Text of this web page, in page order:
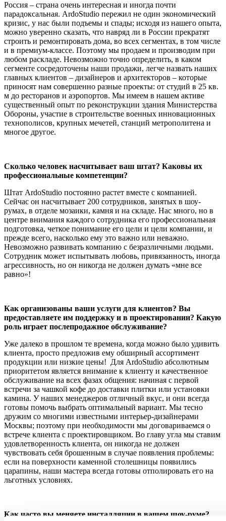
Россия – страна очень интересная и иногда почти
парадоксальная. ArdoStudio пережил не один экономический
кризис, у нас были подъемы и спады; исходя из нашего опыта,
можно уверенно сказать, что навряд ли в России прекратят
строить и ремонтировать дома, во всех сегментах, в том числе
и в премиум-классе. Поэтому мы продаем и производим при
любом раскладе. Невозможно точно определить, в каком
сегменте сосредоточены наши продажи, легче назвать наших
главных клиентов – дизайнеров и архитекторов – которые
приносят нам совершенно разные проекты: от студий в 25 кв.
м до ресторанов и аэропортов. Мы имеем в нашем активе
существенный опыт по реконструкции здания Министерства
Обороны, участие в строительстве военных инновационных
технополисов, крупных мечетей, станций метрополитена и
многое другое.
Сколько человек насчитывает ваш штат? Каковы их
профессиональные компетенции?
Штат ArdoStudio постоянно растет вместе с компанией.
Сейчас он насчитывает 200 сотрудников, занятых в шоу-
румах, в отделе мозаики, камня и на складе. Нас много, но в
центре внимания каждого сотрудника его профессиональная
подготовка, четкое понимание его цели и цели компании, и
прежде всего, насколько ему это важно или неважно.
Невозможно развивать компанию с безразличными людьми.
Сотрудник может испытывать любовь, привязанность, иногда
агрессивность, но он никогда не должен думать «мне все
равно»!
Как организованы ваши услуги для клиентов? Вы
предоставляете им поддержку и в проектировании? Какую
роль играет послепродажное обслуживание?
Уже далеко в прошлом те времена, когда можно было удивить
клиента, просто предложив ему обширный ассортимент
продукции или низкие цены! Для ArdoStudio абсолютным
приоритетом является внимание к клиенту и качественное
обслуживание на всех фазах общения: начиная с первой
встречи за чашкой кофе до доставки плитки или установки
камина. У наших менеджеров отличный вкус, и они всегда
готовы помочь выбрать оптимальный вариант. Мы тесно
дружим со многими известными интерьер-дизайнерами
Москвы; поэтому при необходимости мы договариваемся о
встрече клиента с проектировщиком. Во главу угла мы ставим
удовлетворенность клиента, он никогда не должен
чувствовать себя брошенным в случае появления проблемы:
если на поверхности каменной столешницы появились
царапины, наши мастера всегда готовы отполировать его на
льготных условиях.
Как часто вы меняете инсталляции в вашем шоу-руме?